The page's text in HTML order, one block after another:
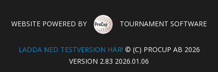
WEBSITE POWERED BY TOURNAMENT SOFTWARE
LADDA NED TESTVERSION HÄR! © (C) PROCUP AB 2026
VERSION 2.83 2026.01.06